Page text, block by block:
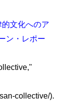
的文化へのア
ン・レポー
collective/).